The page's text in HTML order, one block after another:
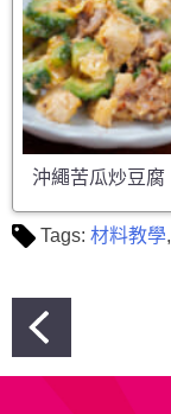
沖繩苦瓜炒豆腐
Tags: 材料教學,
文
章